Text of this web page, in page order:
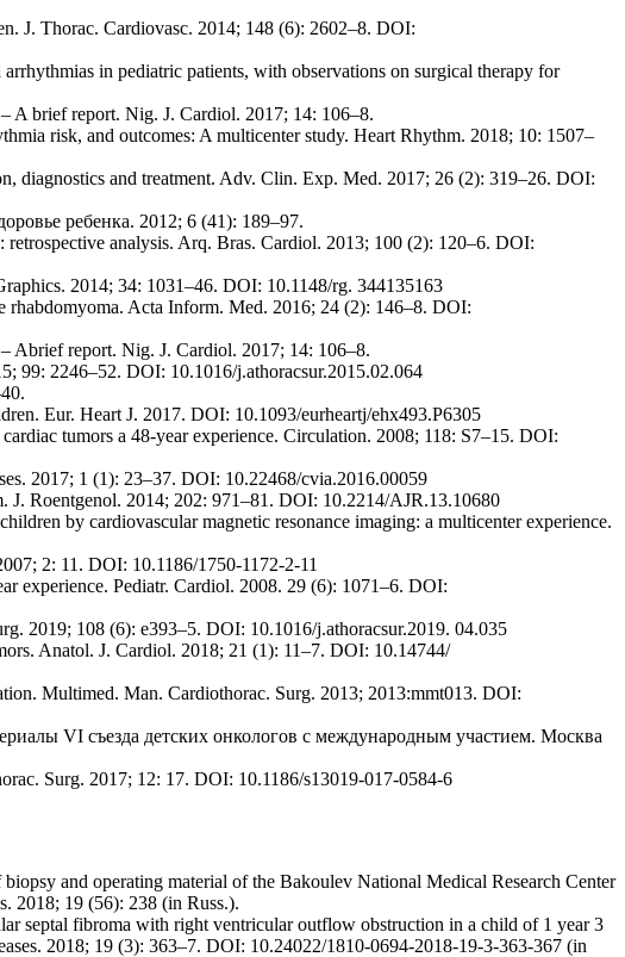
J. Thorac. Cardiovasc. 2014; 148 (6): 2602–8. DOI:
in pediatric patients, with observations on surgical therapy for
A brief report. Nig. J. Cardiol. 2017; 14: 106–8.
risk, and outcomes: A multicenter study. Heart Rhythm. 2018; 10: 1507–
diagnostics and treatment. Adv. Clin. Exp. Med. 2017; 26 (2): 319–26. DOI:
ребенка. 2012; 6 (41): 189–97.
analysis. Arq. Bras. Cardiol. 2013; 100 (2): 120–6. DOI:
2014; 34: 1031–46. DOI: 10.1148/rg. 344135163
Acta Inform. Med. 2016; 24 (2): 146–8. DOI:
Abrief report. Nig. J. Cardiol. 2017; 14: 106–8.
99: 2246–52. DOI: 10.1016/j.athoracsur.2015.02.064
Eur. Heart J. 2017. DOI: 10.1093/eurheartj/ehx493.P6305
tumors a 48-year experience. Circulation. 2008; 118: S7–15. DOI:
2017; 1 (1): 23–37. DOI: 10.22468/cvia.2016.00059
Roentgenol. 2014; 202: 971–81. DOI: 10.2214/AJR.13.10680
by cardiovascular magnetic resonance imaging: a multicenter experience.
2: 11. DOI: 10.1186/1750-1172-2-11
experience. Pediatr. Cardiol. 2008. 29 (6): 1071–6. DOI:
2019; 108 (6): e393–5. DOI: 10.1016/j.athoracsur.2019. 04.035
Anatol. J. Cardiol. 2018; 21 (1): 11–7. DOI: 10.14744/
Multimed. Man. Cardiothorac. Surg. 2013; 2013:mmt013. DOI:
VI съезда детских онкологов с международным участием. Москва
Surg. 2017; 12: 17. DOI: 10.1186/s13019-017-0584-6
and operating material of the Bakoulev National Medical Research Center
2018; 19 (56): 238 (in Russ.).
septal fibroma with right ventricular outflow obstruction in a child of 1 year 3
2018; 19 (3): 363–7. DOI: 10.24022/1810-0694-2018-19-3-363-367 (in